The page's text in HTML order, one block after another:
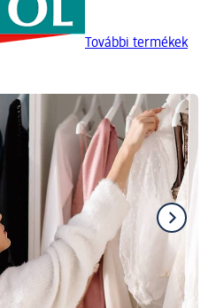
További termékek